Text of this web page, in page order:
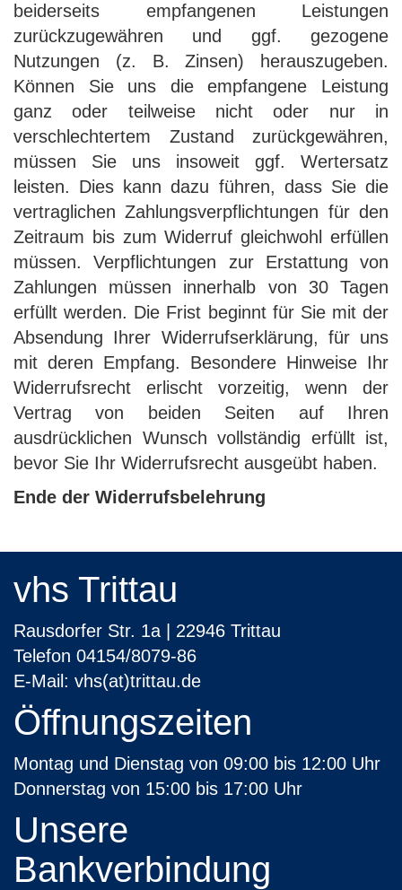
beiderseits empfangenen Leistungen
zurückzugewähren und ggf. gezogene
Nutzungen (z. B. Zinsen) herauszugeben.
Können Sie uns die empfangene Leistung
ganz oder teilweise nicht oder nur in
verschlechtertem Zustand zurückgewähren,
müssen Sie uns insoweit ggf. Wertersatz
leisten. Dies kann dazu führen, dass Sie die
vertraglichen Zahlungsverpflichtungen für den
Zeitraum bis zum Widerruf gleichwohl erfüllen
müssen. Verpflichtungen zur Erstattung von
Zahlungen müssen innerhalb von 30 Tagen
erfüllt werden. Die Frist beginnt für Sie mit der
Absendung Ihrer Widerrufserklärung, für uns
mit deren Empfang. Besondere Hinweise Ihr
Widerrufsrecht erlischt vorzeitig, wenn der
Vertrag von beiden Seiten auf Ihren
ausdrücklichen Wunsch vollständig erfüllt ist,
bevor Sie Ihr Widerrufsrecht ausgeübt haben.
Ende der Widerrufsbelehrung
vhs Trittau
Rausdorfer Str. 1a | 22946 Trittau
Telefon 04154/8079-86
E-Mail: vhs(at)trittau.de
Öffnungszeiten
Montag und Dienstag von 09:00 bis 12:00 Uhr
Donnerstag von 15:00 bis 17:00 Uhr
Unsere
Bankverbindung